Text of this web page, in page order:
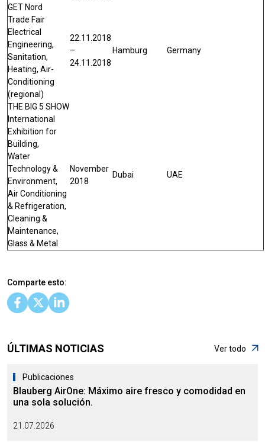
GET Nord
Trade Fair
Electrical
Engineering,
Sanitation,
Heating, Air-
Conditioning
(regional)
22.11.2018
–
24.11.2018
Hamburg Germany
THE BIG 5 SHOW
International
Exhibition for
Building,
Water
Technology &
Environment,
Air Conditioning
& Refrigeration,
Cleaning &
Maintenance,
Glass & Metal
November
2018
Dubai UAE
Comparte esto:
ÚLTIMAS NOTICIAS Ver todo
Publicaciones
Blauberg AirOne: Máximo aire fresco y comodidad en
una sola solución.
21.07.2026